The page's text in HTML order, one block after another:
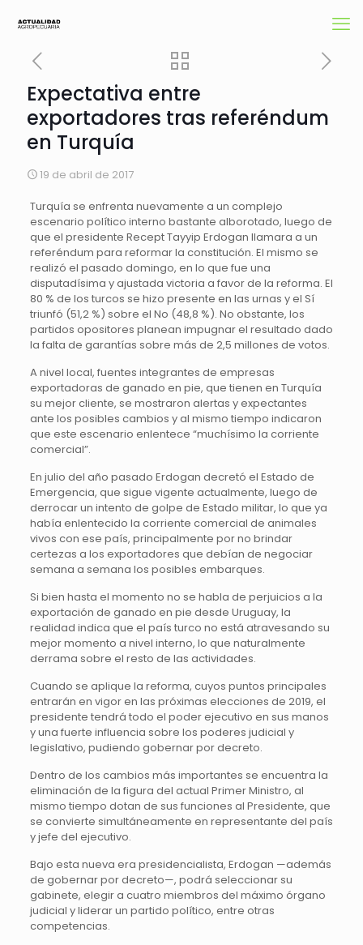
Expectativa entre
exportadores tras referéndum
en Turquía
19 de abril de 2017
Turquía se enfrenta nuevamente a un complejo
escenario político interno bastante alborotado, luego de
que el presidente Recept Tayyip Erdogan llamara a un
referéndum para reformar la constitución. El mismo se
realizó el pasado domingo, en lo que fue una
disputadísima y ajustada victoria a favor de la reforma. El
80 % de los turcos se hizo presente en las urnas y el Sí
triunfó (51,2 %) sobre el No (48,8 %). No obstante, los
partidos opositores planean impugnar el resultado dado
la falta de garantías sobre más de 2,5 millones de votos.
A nivel local, fuentes integrantes de empresas
exportadoras de ganado en pie, que tienen en Turquía
su mejor cliente, se mostraron alertas y expectantes
ante los posibles cambios y al mismo tiempo indicaron
que este escenario enlentece “muchísimo la corriente
comercial”.
En julio del año pasado Erdogan decretó el Estado de
Emergencia, que sigue vigente actualmente, luego de
derrocar un intento de golpe de Estado militar, lo que ya
había enlentecido la corriente comercial de animales
vivos con ese país, principalmente por no brindar
certezas a los exportadores que debían de negociar
semana a semana los posibles embarques.
Si bien hasta el momento no se habla de perjuicios a la
exportación de ganado en pie desde Uruguay, la
realidad indica que el país turco no está atravesando su
mejor momento a nivel interno, lo que naturalmente
derrama sobre el resto de las actividades.
Cuando se aplique la reforma, cuyos puntos principales
entrarán en vigor en las próximas elecciones de 2019, el
presidente tendrá todo el poder ejecutivo en sus manos
y una fuerte influencia sobre los poderes judicial y
legislativo, pudiendo gobernar por decreto.
Dentro de los cambios más importantes se encuentra la
eliminación de la figura del actual Primer Ministro, al
mismo tiempo dotan de sus funciones al Presidente, que
se convierte simultáneamente en representante del país
y jefe del ejecutivo.
Bajo esta nueva era presidencialista, Erdogan —además
de gobernar por decreto—, podrá seleccionar su
gabinete, elegir a cuatro miembros del máximo órgano
judicial y liderar un partido político, entre otras
competencias.